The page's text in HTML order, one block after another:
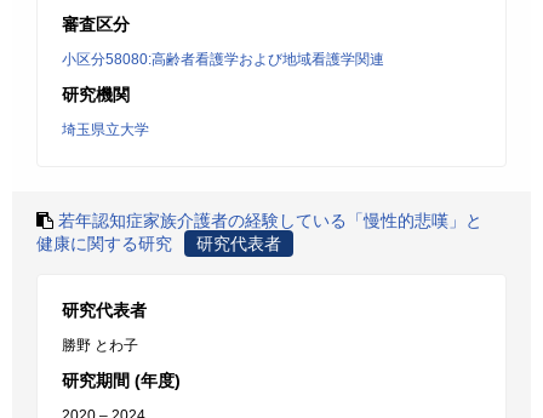
審査区分
小区分58080:高齢者看護学および地域看護学関連
研究機関
埼玉県立大学
若年認知症家族介護者の経験している「慢性的悲嘆」と
健康に関する研究
研究代表者
研究代表者
勝野 とわ子
研究期間 (年度)